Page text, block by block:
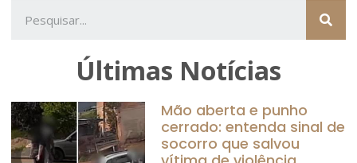
Últimas Notícias
Mão aberta e punho
cerrado: entenda sinal de
socorro que salvou